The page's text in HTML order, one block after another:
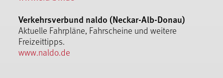
Verkehrsverbund naldo (Neckar-Alb-Donau)
Aktuelle Fahrpläne, Fahrscheine und weitere
Freizeittipps.
www.naldo.de